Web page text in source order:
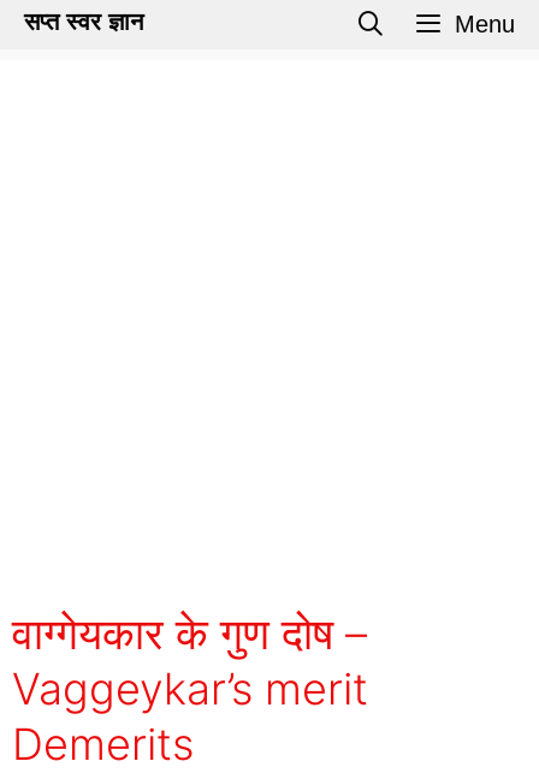
Skipसप्त स्वर ज्ञान Menu
वाग्गेयकार के गुण दोष –
Vaggeykar’s merit
Demerits